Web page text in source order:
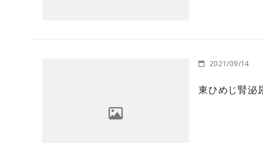
2021/09/14
東ひめじ腎泌